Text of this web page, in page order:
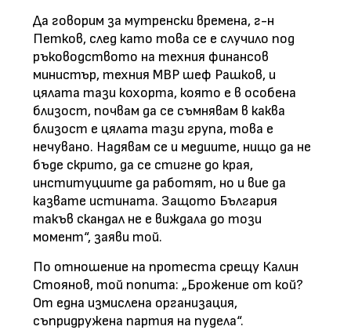
Да говорим за мутренски времена, г-н
Петков, след като това се е случило под
ръководството на техния финансов
министър, техния МВР шеф Рашков, и
цялата тази кохорта, която е в особена
близост, почвам да се съмнявам в каква
близост е цялата тази група, това е
нечувано. Надявам се и медиите, нищо да не
бъде скрито, да се стигне до края,
институциите да работят, но и вие да
казвате истината. Защото България
такъв скандал не е виждала до този
момент“, заяви той.
По отношение на протеста срещу Калин
Стоянов, той попита: „Брожение от кой?
От една измислена организация,
съпридружена партия на пудела“.